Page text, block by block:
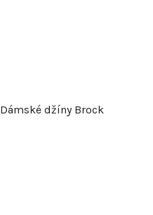
Dámské džíny Brock